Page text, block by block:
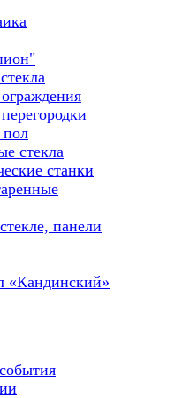
стекла
станки
панели
«Кандинский»